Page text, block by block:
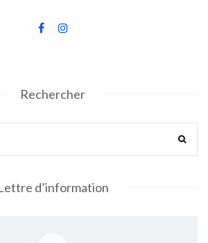
Rechercher
d’information